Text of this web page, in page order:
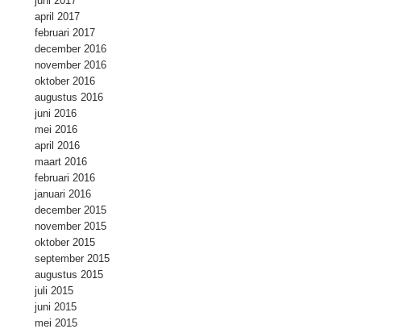
april 2017
februari 2017
december 2016
november 2016
oktober 2016
augustus 2016
juni 2016
mei 2016
april 2016
maart 2016
februari 2016
januari 2016
december 2015
november 2015
oktober 2015
september 2015
augustus 2015
juli 2015
juni 2015
mei 2015